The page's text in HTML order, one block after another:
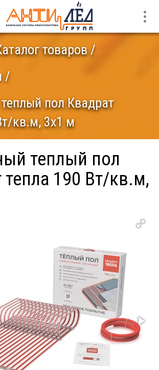
товаров
пол Квадрат
кв.м, 3х1 м
теплый пол
тепла 190 Вт/кв.м,